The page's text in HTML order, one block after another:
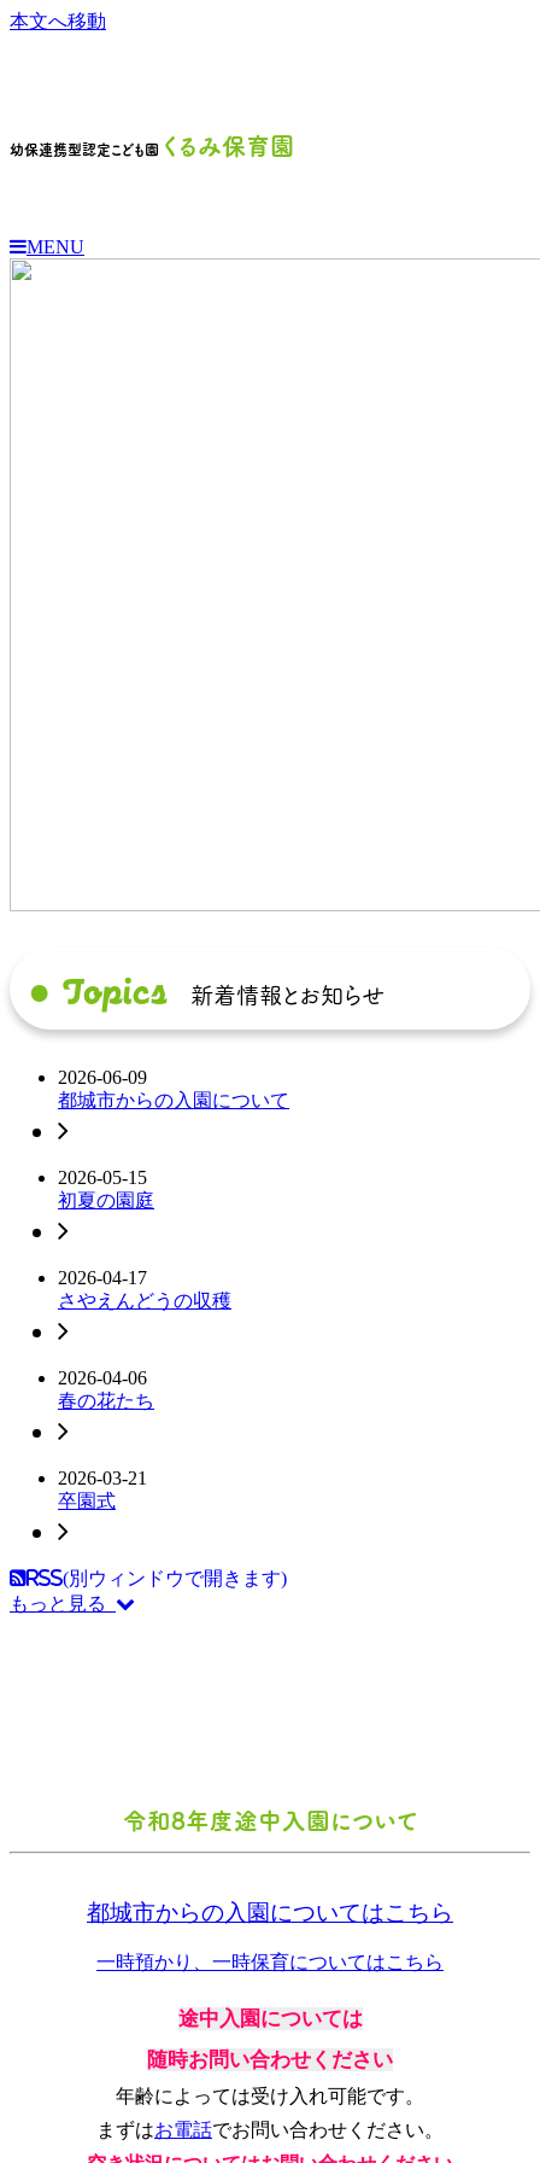
本文へ移動
幼保連携型認定こども園 くるみ保育園
MENU
● Topics 新着情報とお知らせ
2026-06-09
都城市からの入園について
2026-05-15
初夏の園庭
2026-04-17
さやえんどうの収穫
2026-04-06
春の花たち
2026-03-21
卒園式
RSS(別ウィンドウで開きます)
もっと見る
令和8年度途中入園について
都城市からの入園についてはこちら
一時預かり、一時保育についてはこちら
途中入園については
随時お問い合わせください
年齢によっては受け入れ可能です。
まずはお電話でお問い合わせください。